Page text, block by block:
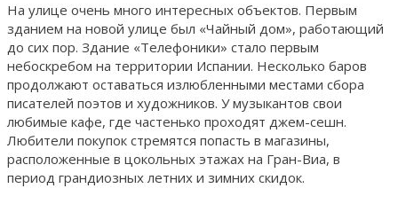
На улице очень много интересных объектов. Первым
зданием на новой улице был «Чайный дом», работающий
до сих пор. Здание «Телефоники» стало первым
небоскребом на территории Испании. Несколько баров
продолжают оставаться излюбленными местами сбора
писателей поэтов и художников. У музыкантов свои
любимые кафе, где частенько проходят джем-сешн.
Любители покупок стремятся попасть в магазины,
расположенные в цокольных этажах на Гран-Виа, в
период грандиозных летних и зимних скидок.